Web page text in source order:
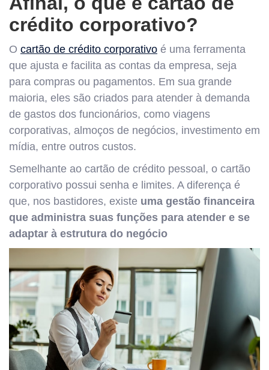
crédito corporativo?
O cartão de crédito corporativo é uma ferramenta
que ajusta e facilita as contas da empresa, seja
para compras ou pagamentos. Em sua grande
maioria, eles são criados para atender à demanda
de gastos dos funcionários, como viagens
corporativas, almoços de negócios, investimento em
mídia, entre outros custos.
Semelhante ao cartão de crédito pessoal, o cartão
corporativo possui senha e limites. A diferença é
que, nos bastidores, existe uma gestão financeira
que administra suas funções para atender e se
adaptar à estrutura do negócio